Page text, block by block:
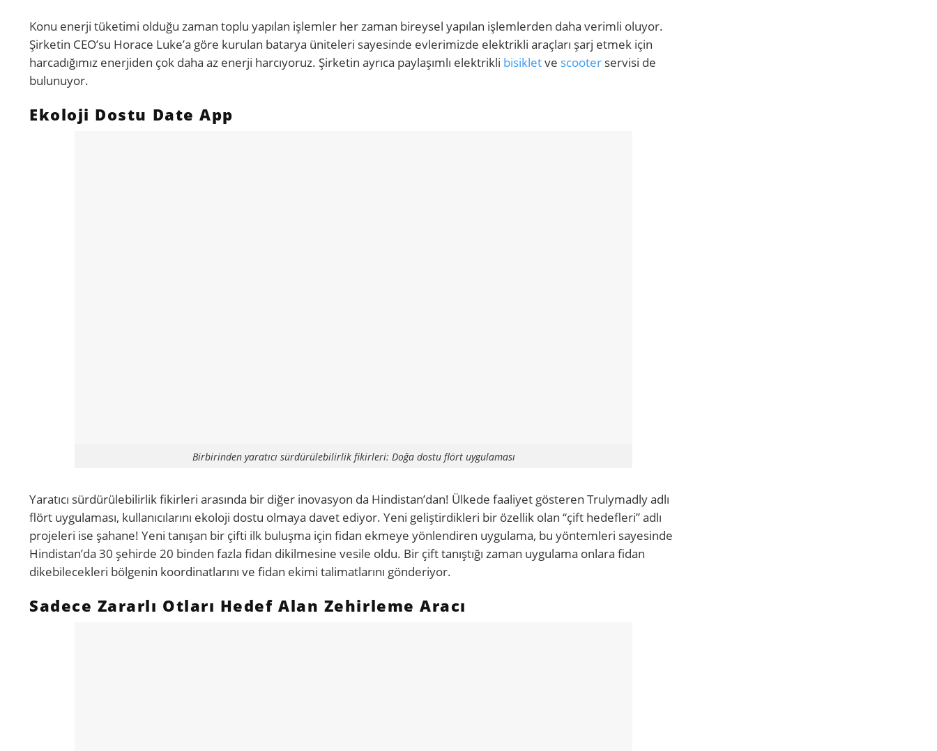
Konu enerji tüketimi olduğu zaman toplu yapılan işlemler her zaman bireysel yapılan işlemlerden daha verimli oluyor.
Şirketin CEO’su Horace Luke’a göre kurulan batarya üniteleri sayesinde evlerimizde elektrikli araçları şarj etmek için
harcadığımız enerjiden çok daha az enerji harcıyoruz. Şirketin ayrıca paylaşımlı elektrikli bisikletve scooter servisi de
bulunuyor.
Ekoloji Dostu Date App
Birbirinden yaratıcı sürdürülebilirlik fikirleri: Doğa dostu flört uygulaması
Yaratıcı sürdürülebilirlik fikirleri arasında bir diğer inovasyon da Hindistan’dan! Ülkede faaliyet gösteren Trulymadly adlı
flört uygulaması, kullanıcılarını ekoloji dostu olmaya davet ediyor. Yeni geliştirdikleri bir özellik olan “çift hedefleri” adlı
projeleri ise şahane! Yeni tanışan bir çifti ilk buluşma için fidan ekmeye yönlendiren uygulama, bu yöntemleri sayesinde
Hindistan’da 30 şehirde 20 binden fazla fidan dikilmesine vesile oldu. Bir çift tanıştığı zaman uygulama onlara fidan
dikebilecekleri bölgenin koordinatlarını ve fidan ekimi talimatlarını gönderiyor.
Sadece Zararlı Otları Hedef Alan Zehirleme Aracı